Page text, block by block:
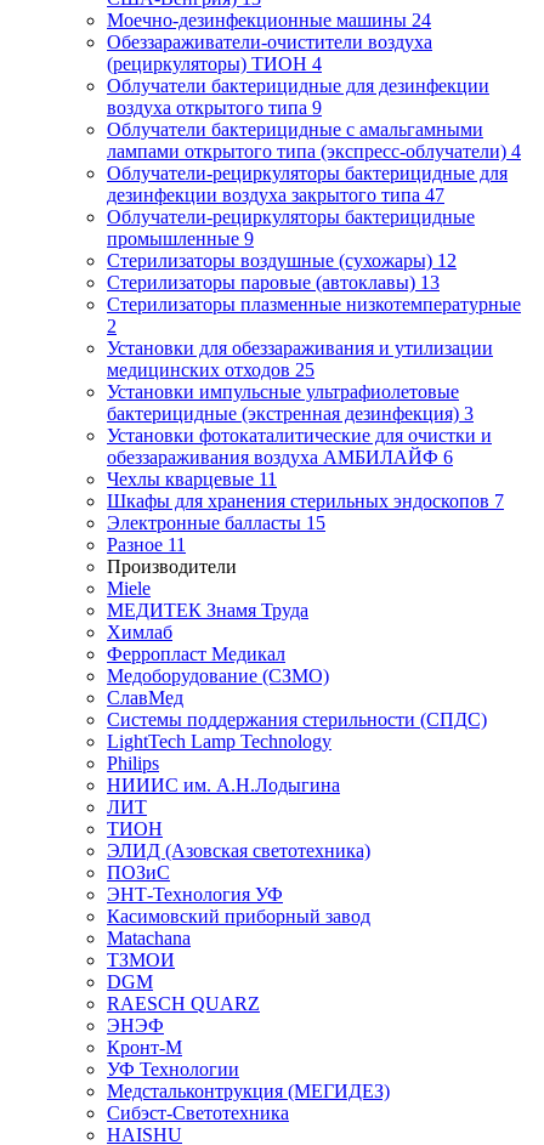
Моечно-дезинфекционные машины 24
Обеззараживатели-очистители воздуха
(рециркуляторы) ТИОН 4
Облучатели бактерицидные для дезинфекции
воздуха открытого типа 9
Облучатели бактерицидные с амальгамными
лампами открытого типа (экспресс-облучатели) 4
Облучатели-рециркуляторы бактерицидные для
дезинфекции воздуха закрытого типа 47
Облучатели-рециркуляторы бактерицидные
промышленные 9
Стерилизаторы воздушные (сухожары) 12
Стерилизаторы паровые (автоклавы) 13
Стерилизаторы плазменные низкотемпературные
2
Установки для обеззараживания и утилизации
медицинских отходов 25
Установки импульсные ультрафиолетовые
бактерицидные (экстренная дезинфекция) 3
Установки фотокаталитические для очистки и
обеззараживания воздуха АМБИЛАЙФ 6
Чехлы кварцевые 11
Шкафы для хранения стерильных эндоскопов 7
Электронные балласты 15
Разное 11
Производители
Miele
МЕДИТЕК Знамя Труда
Химлаб
Ферропласт Медикал
Медоборудование (СЗМО)
СлавМед
Системы поддержания стерильности (СПДС)
LightTech Lamp Technology
Philips
НИИИС им. А.Н.Лодыгина
ЛИТ
ТИОН
ЭЛИД (Азовская светотехника)
ПОЗиС
ЭНТ-Технология УФ
Касимовский приборный завод
Matachana
ТЗМОИ
DGM
RAESCH QUARZ
ЭНЭФ
Кронт-М
УФ Технологии
Медстальконтрукция (МЕГИДЕЗ)
Сибэст-Светотехника
HAISHU